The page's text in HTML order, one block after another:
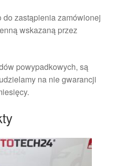
zastąpienia zamówionej
wskazaną przez
powypadkowych, są
na nie gwarancji